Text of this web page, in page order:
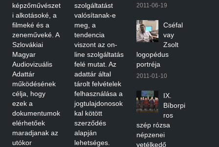
képzőművészet
i alkotásoké, a
filmeké és a
zeneműveké. A
Szlovákiai
Magyar
Audiovizuális
Adattár
működésének
célja, hogy
ezek a
dokumentumok
elérhetőek
maradjanak az
utókor
szolgáltatást
valósítanak-e
meg, a
tendencia
viszont az on-
line szolgáltatás
felé mutat. Az
adattár által
tárolt felvételek
felhasználása a
jogtulajdonosok
kal kötött
szerződés
alapján
lehetséges.
2011-06-19
Cséfal
vay
Zsolt
logopédus
portréja
2011-01-10
IX.
Bíborpi
ros
szép rózsa
népzenei
vetélkedő